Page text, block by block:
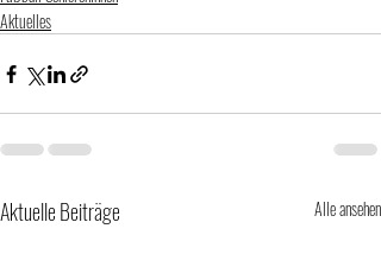
Aktuelles
Aktuelle Beiträge Alle ansehen